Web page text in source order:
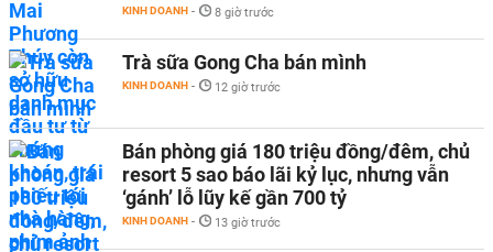
KINH DOANH - 8 giờ trước
Trà sữa Gong Cha bán mình
KINH DOANH - 12 giờ trước
Bán phòng giá 180 triệu đồng/đêm, chủ
resort 5 sao báo lãi kỷ lục, nhưng vẫn
‘gánh’ lỗ lũy kế gần 700 tỷ
KINH DOANH - 13 giờ trước